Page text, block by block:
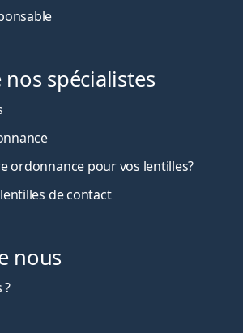
spécialistes
ordonnance pour vos lentilles?
de contact
nous
?